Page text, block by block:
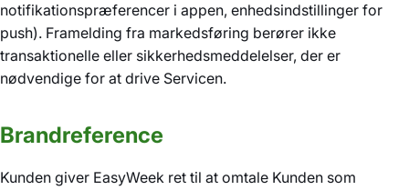
notifikationspræferencer i appen, enhedsindstillinger for
push). Framelding fra markedsføring berører ikke
transaktionelle eller sikkerhedsmeddelelser, der er
nødvendige for at drive Servicen.
Brandreference
Kunden giver EasyWeek ret til at omtale Kunden som